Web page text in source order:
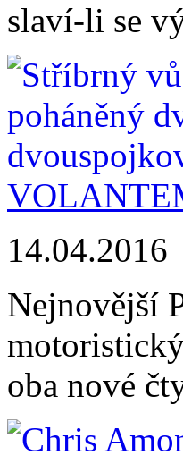
slaví-li se
14.04.2016
Nejnovější
oba nové